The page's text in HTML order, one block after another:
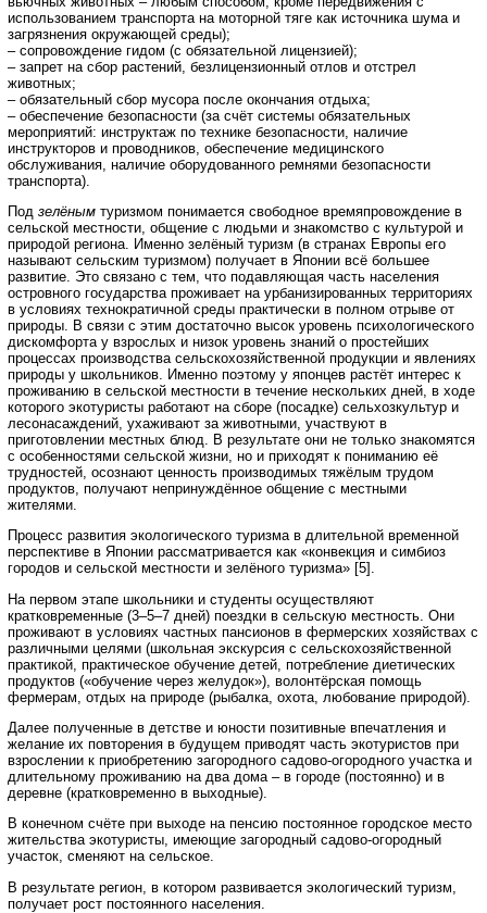
использованием транспорта на моторной тяге как источника шума и
загрязнения окружающей среды);
– сопровождение гидом (с обязательной лицензией);
– запрет на сбор растений, безлицензионный отлов и отстрел
животных;
– обязательный сбор мусора после окончания отдыха;
– обеспечение безопасности (за счёт системы обязательных
мероприятий: инструктаж по технике безопасности, наличие
инструкторов и проводников, обеспечение медицинского
обслуживания, наличие оборудованного ремнями безопасности
транспорта).
Под зелёным туризмом понимается свободное времяпровождение в
сельской местности, общение с людьми и знакомство с культурой и
природой региона. Именно зелёный туризм (в странах Европы его
называют сельским туризмом) получает в Японии всё большее
развитие. Это связано с тем, что подавляющая часть населения
островного государства проживает на урбанизированных территориях
в условиях технократичной среды практически в полном отрыве от
природы. В связи с этим достаточно высок уровень психологического
дискомфорта у взрослых и низок уровень знаний о простейших
процессах производства сельскохозяйственной продукции и явлениях
природы у школьников. Именно поэтому у японцев растёт интерес к
проживанию в сельской местности в течение нескольких дней, в ходе
которого экотуристы работают на сборе (посадке) сельхозкультур и
лесонасаждений, ухаживают за животными, участвуют в
приготовлении местных блюд. В результате они не только знакомятся
с особенностями сельской жизни, но и приходят к пониманию её
трудностей, осознают ценность производимых тяжёлым трудом
продуктов, получают непринуждённое общение с местными
жителями.
Процесс развития экологического туризма в длительной временной
перспективе в Японии рассматривается как «конвекция и симбиоз
городов и сельской местности и зелёного туризма» [5].
На первом этапе школьники и студенты осуществляют
кратковременные (3–5–7 дней) поездки в сельскую местность. Они
проживают в условиях частных пансионов в фермерских хозяйствах с
различными целями (школьная экскурсия с сельскохозяйственной
практикой, практическое обучение детей, потребление диетических
продуктов («обучение через желудок»), волонтёрская помощь
фермерам, отдых на природе (рыбалка, охота, любование природой).
Далее полученные в детстве и юности позитивные впечатления и
желание их повторения в будущем приводят часть экотуристов при
взрослении к приобретению загородного садово-огородного участка и
длительному проживанию на два дома – в городе (постоянно) и в
деревне (кратковременно в выходные).
В конечном счёте при выходе на пенсию постоянное городское место
жительства экотуристы, имеющие загородный садово-огородный
участок, сменяют на сельское.
В результате регион, в котором развивается экологический туризм,
получает рост постоянного населения.